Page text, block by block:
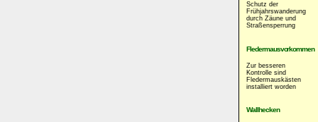
Schutz der
Frühjahrswanderung
durch Zäune und
Straßensperrung
Fledermausvorkommen
Zur besseren
Kontrolle sind
Fledermauskästen
installiert worden
Wallhecken